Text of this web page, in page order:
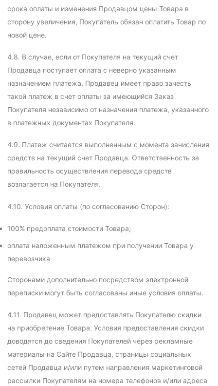
срока оплаты и изменения Продавцом цены Товара в
сторону увеличения, Покупатель обязан оплатить Товар по
новой цене.
4.8. В случае, если от Покупателя на текущий счет
Продавца поступает оплата с неверно указанным
назначением платежа, Продавец имеет право зачесть
такой платеж в счет оплаты за имеющийся Заказ
Покупателя независимо от назначения платежа, указанного
в платежных документах Покупателя.
4.9. Платеж считается выполненным с момента зачисления
средств на текущий счет Продавца. Ответственность за
правильность осуществления перевода средств
возлагается на Покупателя.
4.10. Условия оплаты (по согласованию Сторон):
100% предоплата стоимости Товара;
оплата наложенным платежом при получении Товара у
перевозчика
Сторонами дополнительно посредством электронной
переписки могут быть согласованы иные условия оплаты.
4.11. Продавец может предоставлять Покупателю скидки
на приобретение Товара. Условия предоставления скидки
доводятся до сведения Покупателей через рекламные
материалы на Сайте Продавца, страницы социальных
сетей Продавца и/или путем направления маркетинговой
рассылки Покупателям на номера телефонов и/или адреса